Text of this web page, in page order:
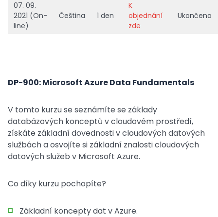
07. 09.
2021 (On-
line)
Čeština 1 den
K
objednání
zde
Ukončena
DP-900: Microsoft Azure Data Fundamentals
V tomto kurzu se seznámíte se základy
databázových konceptů v cloudovém prostředí,
získáte základní dovednosti v cloudových datových
službách a osvojíte si základní znalosti cloudových
datových služeb v Microsoft Azure.
Co díky kurzu pochopíte?
Základní koncepty dat v Azure.